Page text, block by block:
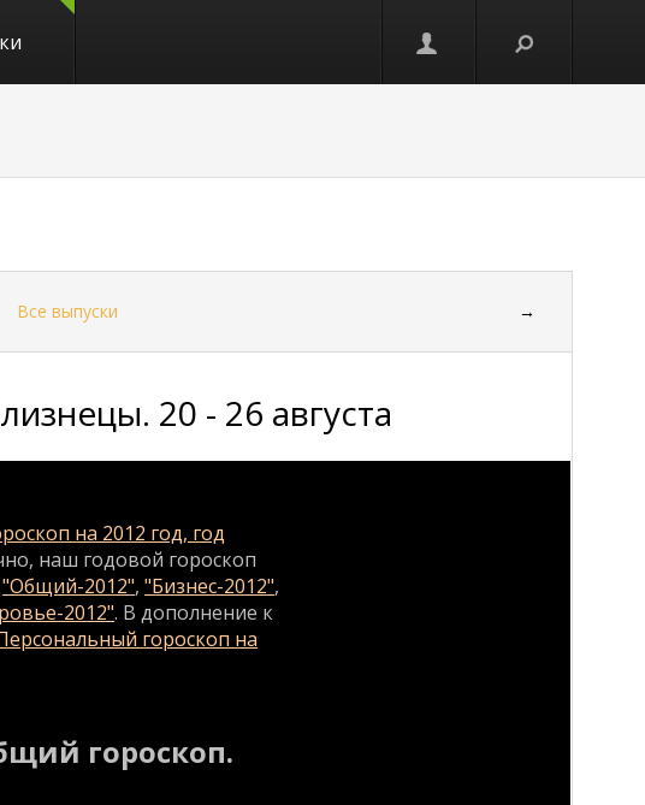
Все выпуски →
20 - 26 августа
на 2012 год, год
наш годовой гороскоп
"Общий-2012","Бизнес-2012",
2012". В дополнение к
гороскоп на
гороскоп.